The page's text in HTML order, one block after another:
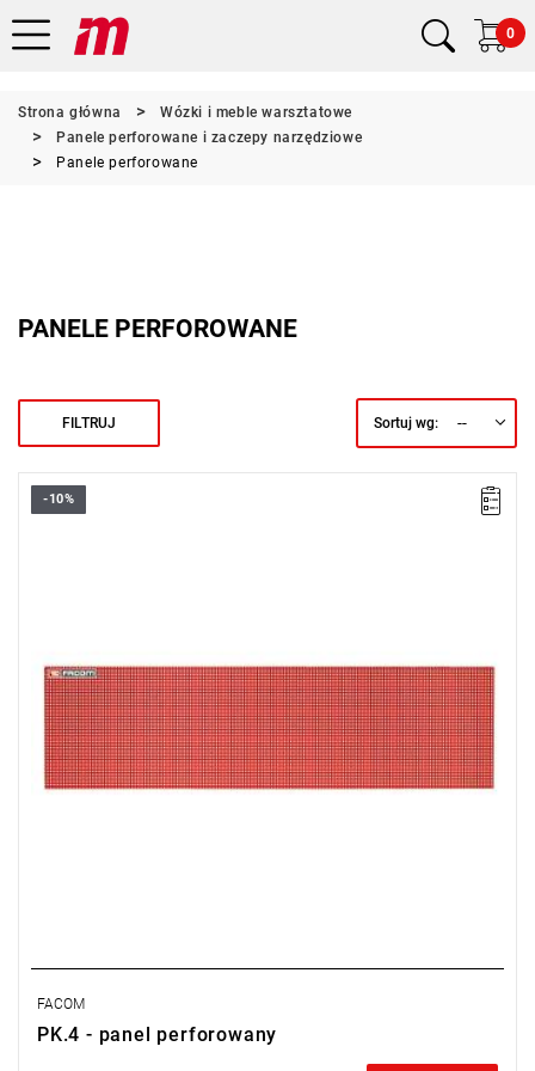
0
Strona główna
Wózki i meble warsztatowe
Panele perforowane i zaczepy narzędziowe
Panele perforowane
PANELE PERFOROWANE
FILTRUJ Sortuj wg: --
Wymiary całkowite: 1665x 444x 10 mm.
-10%
FACOM
PK.4 - panel perforowany